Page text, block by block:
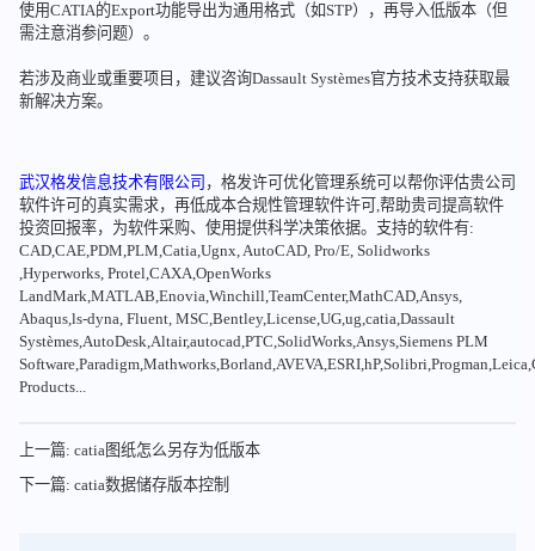
使用CATIA的Export功能导出为通用格式（如STP），再导入低版本（但
需注意消参问题）。
若涉及商业或重要项目，建议咨询Dassault Systèmes官方技术支持获取最
新解决方案。
武汉格发信息技术有限公司 ，格发许可优化管理系统可以帮你评估贵公司
软件许可的真实需求，再低成本合规性管理软件许可,帮助贵司提高软件
投资回报率，为软件采购、使用提供科学决策依据。支持的软件有:
CAD,CAE,PDM,PLM,Catia,Ugnx, AutoCAD, Pro/E, Solidworks
,Hyperworks, Protel,CAXA,OpenWorks
LandMark,MATLAB,Enovia,Winchill,TeamCenter,MathCAD,Ansys,
Abaqus,ls-dyna, Fluent, MSC,Bentley,License,UG,ug,catia,Dassault
Systèmes,AutoDesk,Altair,autocad,PTC,SolidWorks,Ansys,Siemens PLM
Products...
上一篇: catia图纸怎么另存为低版本
下一篇: catia数据储存版本控制